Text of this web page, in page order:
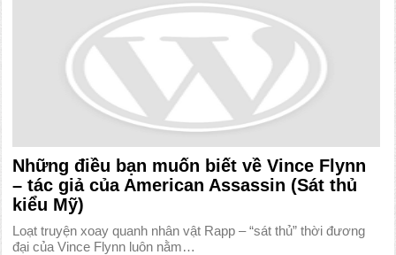
Những điều bạn muốn biết về Vince Flynn
– tác giả của American Assassin (Sát thủ
kiểu Mỹ)
Loạt truyện xoay quanh nhân vật Rapp – “sát thủ” thời đương
đại của Vince Flynn luôn nằm…